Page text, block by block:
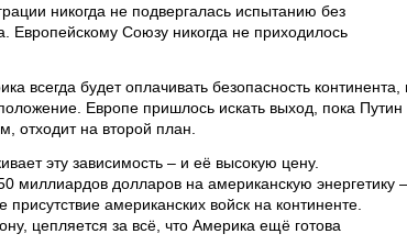
никогда не подвергалась испытанию без
Союзу никогда не приходилось
всегда будет оплачивать безопасность континента,
Европе пришлось искать выход, пока Путин
отходит на второй план.
эту зависимость – и её высокую цену.
долларов на американскую энергетику –
американских войск на континенте.
цепляется за всё, что Америка ещё готова